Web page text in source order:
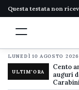
Questa testata non
LUNEDÌ 10 AGOSTO 2026
ULTIM'ORA
Cento
auguri